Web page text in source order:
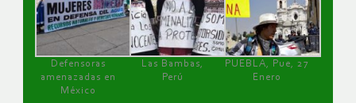
Defensoras
amenazadas en
México
Las Bambas,
Perú
PUEBLA, Pue, 27
Enero